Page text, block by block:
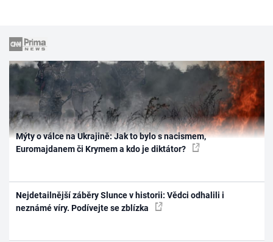
Mýty o válce na Ukrajině: Jak to bylo s nacismem,
Euromajdanem či Krymem a kdo je diktátor?
Nejdetailnější záběry Slunce v historii: Vědci odhalili i
neznámé víry. Podívejte se zblízka